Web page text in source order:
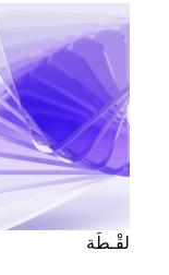
لقْـطَة